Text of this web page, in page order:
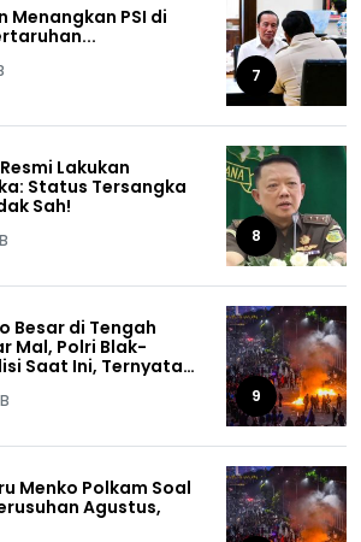
Menangkan PSI di
7
Lakukan
Status Tersangka
Sah!
8
Besar di Tengah
Mal, Polri Blak-
Saat Ini, Ternyata…
9
Menko Polkam Soal
Agustus,